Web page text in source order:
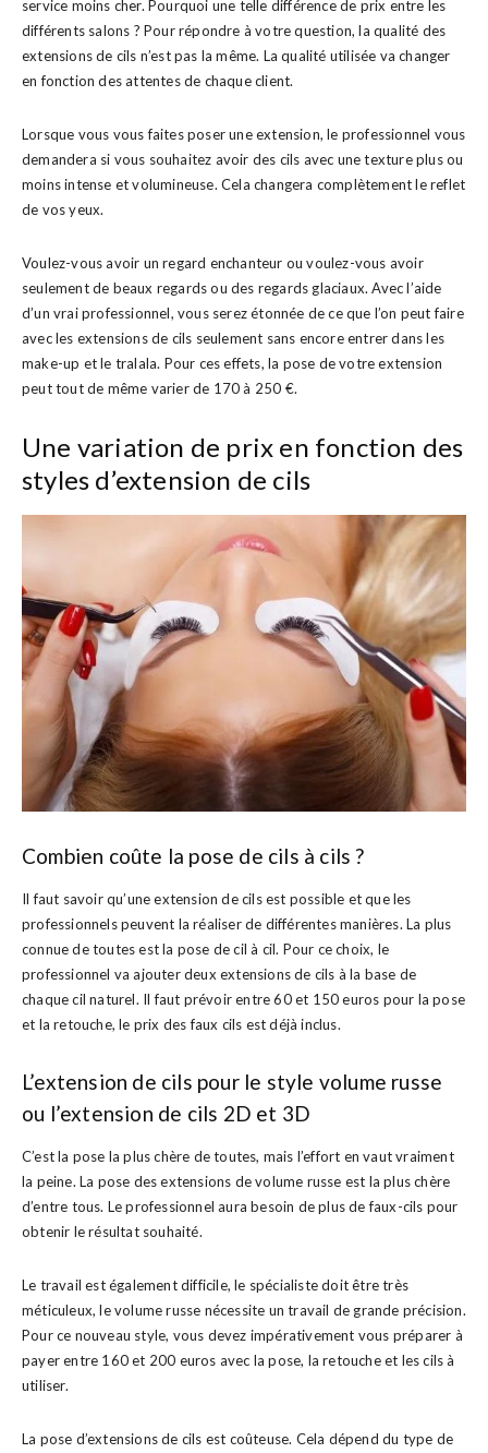
service moins cher. Pourquoi une telle différence de prix entre les
différents salons ? Pour répondre à votre question, la qualité des
extensions de cils n’est pas la même. La qualité utilisée va changer
en fonction des attentes de chaque client.
Lorsque vous vous faites poser une extension, le professionnel vous
demandera si vous souhaitez avoir des cils avec une texture plus ou
moins intense et volumineuse. Cela changera complètement le reflet
de vos yeux.
Voulez-vous avoir un regard enchanteur ou voulez-vous avoir
seulement de beaux regards ou des regards glaciaux. Avec l’aide
d’un vrai professionnel, vous serez étonnée de ce que l’on peut faire
avec les extensions de cils seulement sans encore entrer dans les
make-up et le tralala. Pour ces effets, la pose de votre extension
peut tout de même varier de 170 à 250 €.
Une variation de prix en fonction des
styles d’extension de cils
Combien coûte la pose de cils à cils ?
Il faut savoir qu’une extension de cils est possible et que les
professionnels peuvent la réaliser de différentes manières. La plus
connue de toutes est la pose de cil à cil. Pour ce choix, le
professionnel va ajouter deux extensions de cils à la base de
chaque cil naturel. Il faut prévoir entre 60 et 150 euros pour la pose
et la retouche, le prix des faux cils est déjà inclus.
L’extension de cils pour le style volume russe
ou l’extension de cils 2D et 3D
C’est la pose la plus chère de toutes, mais l’effort en vaut vraiment
la peine. La pose des extensions de volume russe est la plus chère
d’entre tous. Le professionnel aura besoin de plus de faux-cils pour
obtenir le résultat souhaité.
Le travail est également difficile, le spécialiste doit être très
méticuleux, le volume russe nécessite un travail de grande précision.
Pour ce nouveau style, vous devez impérativement vous préparer à
payer entre 160 et 200 euros avec la pose, la retouche et les cils à
utiliser.
La pose d’extensions de cils est coûteuse. Cela dépend du type de